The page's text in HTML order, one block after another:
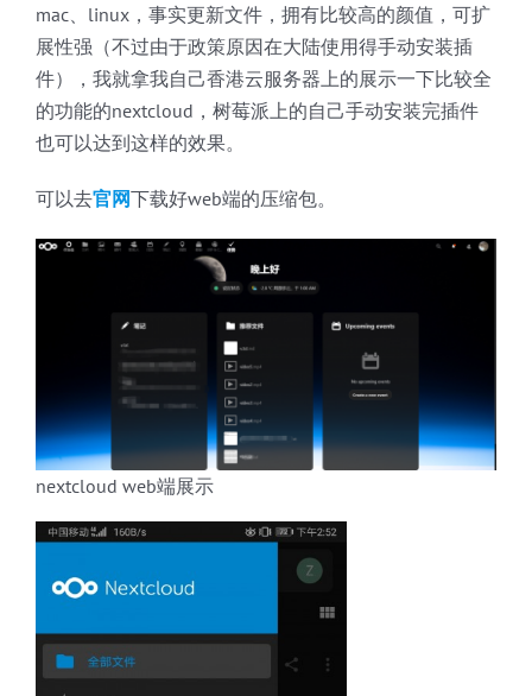
mac、linux，事实更新文件，拥有比较高的颜值，可扩
展性强（不过由于政策原因在大陆使用得手动安装插
件），我就拿我自己香港云服务器上的展示一下比较全
的功能的nextcloud，树莓派上的自己手动安装完插件
也可以达到这样的效果。
可以去官网下载好web端的压缩包。
nextcloud web端展示